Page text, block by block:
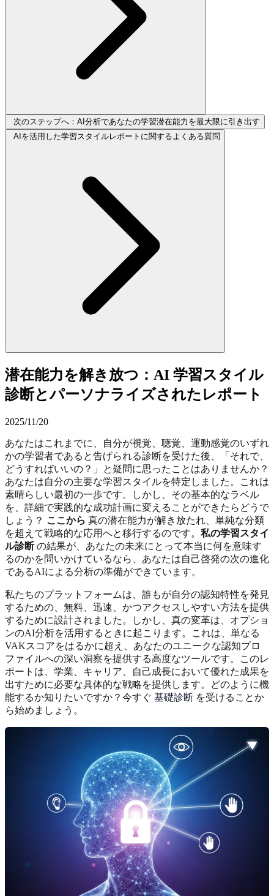
次のステップへ：AI分析であなたの学習潜在能力を最大限に引き出す
AIを活用した学習スタイルレポートに関するよくある質問
潜在能力を解き放つ：AI 学習スタイル
診断とパーソナライズされたレポート
2025/11/20
あなたはこれまでに、自分が視覚、聴覚、運動感覚のいずれ
かの学習者であると告げられる診断を受けた後、「それで、
どうすればいいの？」と疑問に思ったことはありませんか？
あなたは自分の主要な学習スタイルを特定しました。これは
素晴らしい最初の一歩です。しかし、その基本的なラベル
を、詳細で実践的な成功計画に変えることができたらどうで
しょう？ ここから 真の潜在能力が解き放たれ、単純な分類
を超えて戦略的な応用へと移行するのです。 私の学習スタイ
ル診断の結果が、あなたの未来にとって本当に何を意味す
るのかを問いかけているなら、あなたは自己啓発の次の進化
であるAIによる分析の準備ができています。
私たちのプラットフォームは、誰もが自分の認知特性を発見
するための、無料、迅速、かつアクセスしやすい方法を提供
するために設計されました。しかし、真の変革は、オプショ
ンのAI分析を活用するときに起こります。これは、単なる
VAKスコアをはるかに超え、あなたのユニークな認知プロ
ファイルへの深い洞察を提供する高度なツールです。このレ
ポートは、学業、キャリア、自己成長において優れた成果を
出すために必要な具体的な戦略を提供します。どのように機
能するか知りたいですか？今すぐ 基礎診断 を受けることか
ら始めましょう。